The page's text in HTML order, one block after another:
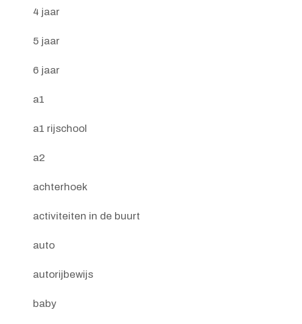
4 jaar
5 jaar
6 jaar
a1
a1 rijschool
a2
achterhoek
activiteiten in de buurt
auto
autorijbewijs
baby